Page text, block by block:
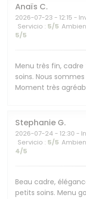
Anaïs C
2026-07-23 - 12:15 -
Servicio : 5/5
5/5
Menu très fin,
soins. Nous
Moment très
Stephanie G
2026-07-24 - 12:30 -
Servicio : 5/5
4/5
Beau cadre,
petits soins. Menu